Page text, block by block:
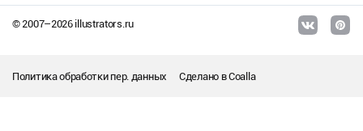
© 2007–2026illustrators.ru
Политика обработки пер. данных Сделано вCoalla